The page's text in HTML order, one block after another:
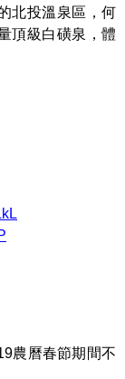
北投溫泉區，何
頂級白磺泉，體
農曆春節期間不